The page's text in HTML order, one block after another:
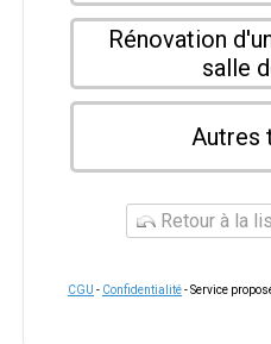
Rénovation
salle
Autres
Retour à la
CGU - Confidentialité- Service